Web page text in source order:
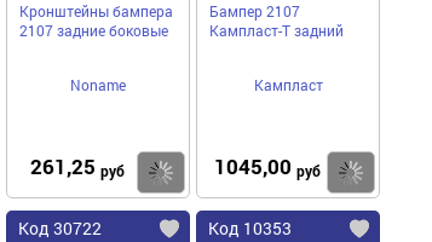
Кронштейны бампера
2107 задние боковые
Noname
261,25 руб Купить
Бампер 2107
Кампласт-Т задний
Кампласт
1045,00 руб
Код 30722 Код 10353